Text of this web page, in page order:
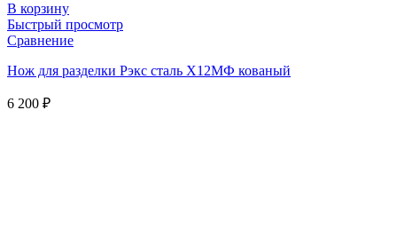
В корзину
Быстрый просмотр
Сравнение
Нож для разделки Рэкс сталь Х12МФ кованый
6 200 ₽